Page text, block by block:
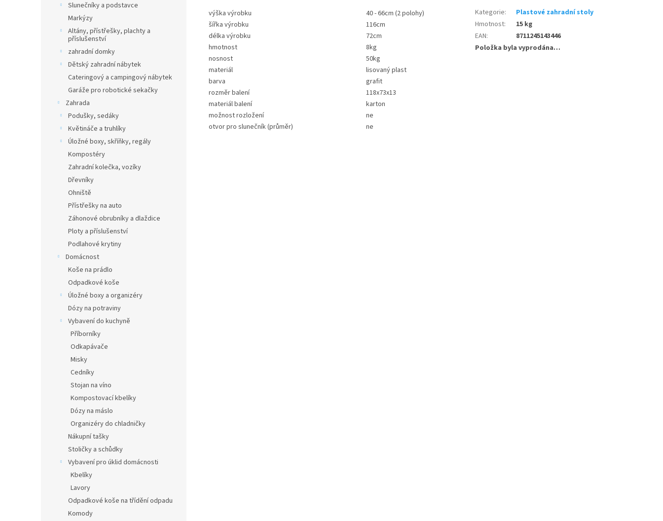
Slunečníky a podstavce
Markýzy
Altány, přístřešky, plachty a
příslušenství
zahradní domky
Dětský zahradní nábytek
Cateringový a campingový nábytek
Garáže pro robotické sekačky
Zahrada
Podušky, sedáky
Květináče a truhlíky
Úložné boxy, skříňky, regály
Kompostéry
Zahradní kolečka, vozíky
Dřevníky
Ohniště
Přístřešky na auto
Záhonové obrubníky a dlaždice
Ploty a příslušenství
Podlahové krytiny
Domácnost
Koše na prádlo
Odpadkové koše
Úložné boxy a organizéry
Dózy na potraviny
Vybavení do kuchyně
Příborníky
Odkapávače
Misky
Cedníky
Stojan na víno
Kompostovací kbelíky
Dózy na máslo
Organizéry do chladničky
Nákupní tašky
Stoličky a schůdky
Vybavení pro úklid domácnosti
Kbelíky
Lavory
Odpadkové koše na třídění odpadu
Komody
výška výrobku
40 - 66cm (2 polohy)
šířka výrobku
116cm
délka výrobku
72cm
hmotnost
8kg
nosnost
50kg
materiál
lisovaný plast
barva
grafit
rozměr balení
118x73x13
materiál balení
karton
možnost rozložení
ne
otvor pro slunečník (průměr)
ne
Kategorie:
Plastové zahradní stoly
Hmotnost:
15 kg
EAN:
8711245143446
Položka byla vyprodána…